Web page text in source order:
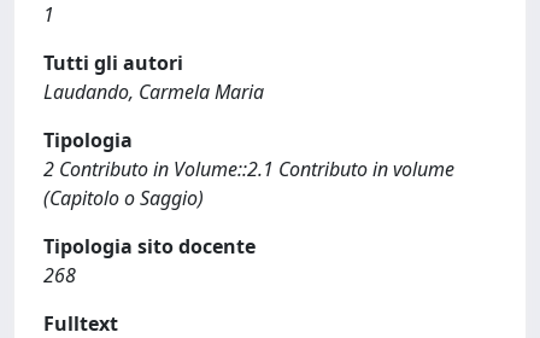
1
Tutti gli autori
Laudando, Carmela Maria
Tipologia
2 Contributo in Volume::2.1 Contributo in volume
(Capitolo o Saggio)
Tipologia sito docente
268
Fulltext